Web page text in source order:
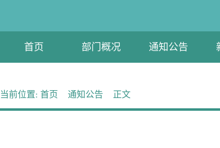
首页 部门概况 通知公告
当前位置: 首页 通知公告 正文